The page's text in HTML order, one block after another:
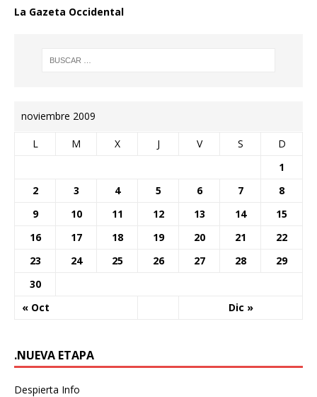
La Gazeta Occidental
noviembre 2009
L M X J V S D
« Oct Dic »
1
2
3 4 5 6 7
8
9
10 11 12 13 14
15
16
17 18 19 20 21
22
23
24 25 26 27 28
29
30
.NUEVA ETAPA
Despierta Info